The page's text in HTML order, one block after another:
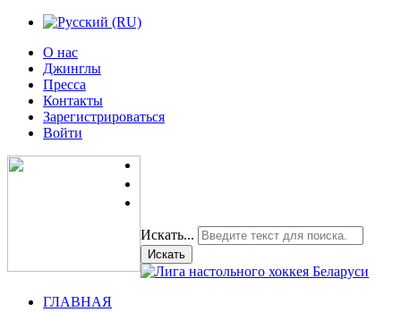
О нас
Джинглы
Пресса
Контакты
Зарегистрироваться
Войти
Искать...
Искать
ГЛАВНАЯ